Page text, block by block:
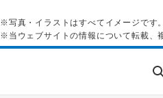
※写真・イラストはすべてイメージです
※当ウェブサイトの情報について転載、